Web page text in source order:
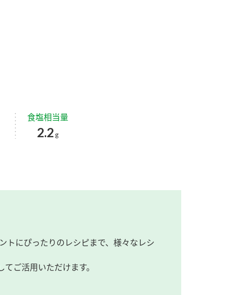
食塩相当量
2.2 g
トにぴったりのレシピまで、様々なレシ
ご活用いただけます。